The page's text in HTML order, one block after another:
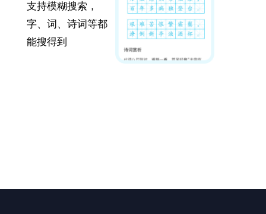
支持模糊搜索，
字、词、诗词等都
能搜得到